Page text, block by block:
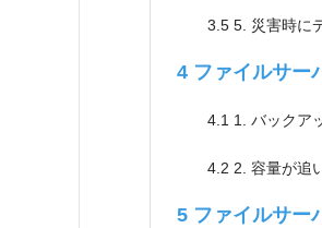
3.5 5. 災害時に
4 ファイルサー
4.1 1. バックア
4.2 2. 容量が追
5 ファイルサー